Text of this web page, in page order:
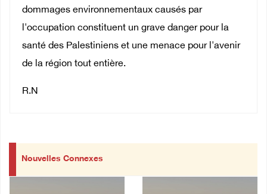
dommages environnementaux causés par
l'occupation constituent un grave danger pour la
santé des Palestiniens et une menace pour l'avenir
de la région tout entière.
R.N
Nouvelles Connexes